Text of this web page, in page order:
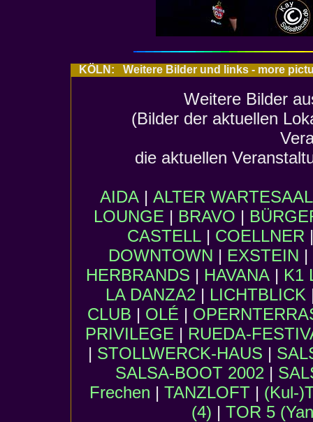
KÖLN: Weitere Bilder und links - more
Weitere Bilder
(Bilder der aktuellen
die aktuellen
AIDA| ALTER WARTESAAL
LOUNGE | BRAVO |
CASTELL | COELLNER
DOWNTOWN | EXSTEIN |
HERBRANDS | HAVANA| K1
LA DANZA2| LICHTBLICK
CLUB | OLÉ |
PRIVILEGE | RUEDA-
| STOLLWERCK-HAUS |
SALSA-BOOT 2002|
Frechen | TANZLOFT | (Kul-
(4) | TOR 5